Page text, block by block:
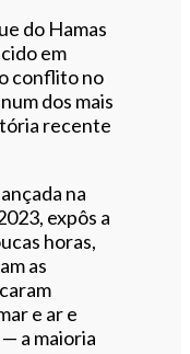
do Hamas
em
conflito no
dos mais
recente
na
expôs a
horas,
as
e ar e
a maioria